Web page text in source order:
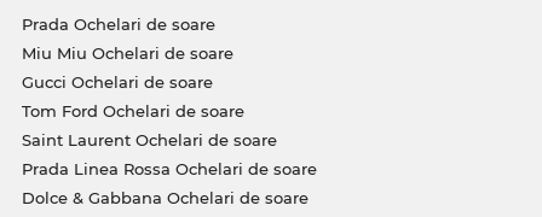
Prada Ochelari de soare
Miu Miu Ochelari de soare
Gucci Ochelari de soare
Tom Ford Ochelari de soare
Saint Laurent Ochelari de soare
Prada Linea Rossa Ochelari de soare
Dolce & Gabbana Ochelari de soare